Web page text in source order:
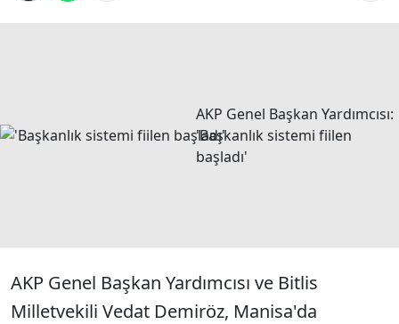
AKP Genel Başkan Yardımcısı:
'Başkanlık sistemi fiilen
başladı'
AKP Genel Başkan Yardımcısı ve Bitlis
Milletvekili Vedat Demiröz, Manisa'da